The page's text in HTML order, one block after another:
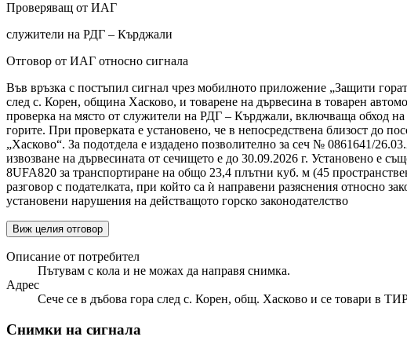
Проверяващ от ИАГ
служители на РДГ – Кърджали
Отговор от ИАГ относно сигнала
Във връзка с постъпил сигнал чрез мобилното приложение „Защити
след с. Корен, община Хасково, и товарене на дървесина в товарен
проверка на място от служители на РДГ – Кърджали, включваща обход
горите. При проверката е установено, че в непосредствена близост до
„Хасково“. За подотдела е издадено позволително за сеч № 0861641/
извозване на дървесината от сечището е до 30.09.2026 г. Установено е
8UFA820 за транспортиране на общо 23,4 плътни куб. м (45
разговор с подателката, при който са ѝ направени разяснения относно
установени нарушения на действащото горско законодателство
Виж целия отговор
Описание от потребител
Пътувам с кола и не можах да направя снимка.
Адрес
Сече се в дъбова гора след с. Корен, общ. Хасково и се товари в
Снимки на сигнала